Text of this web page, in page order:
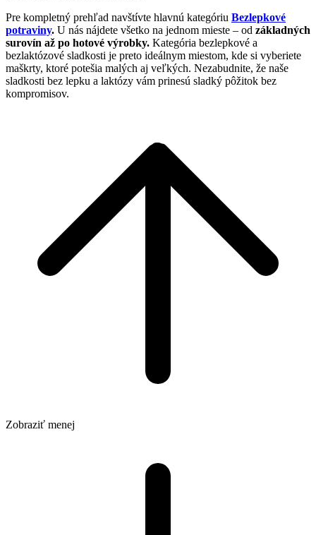
Pre kompletný prehľad navštívte hlavnú kategóriu Bezlepkové
potraviny. U nás nájdete všetko na jednom mieste – od základných
surovín až po hotové výrobky. Kategória bezlepkové a
bezlaktózové sladkosti je preto ideálnym miestom, kde si vyberiete
maškrty, ktoré potešia malých aj veľkých. Nezabudnite, že naše
sladkosti bez lepku a laktózy vám prinesú sladký pôžitok bez
kompromisov.
Zobraziť menej